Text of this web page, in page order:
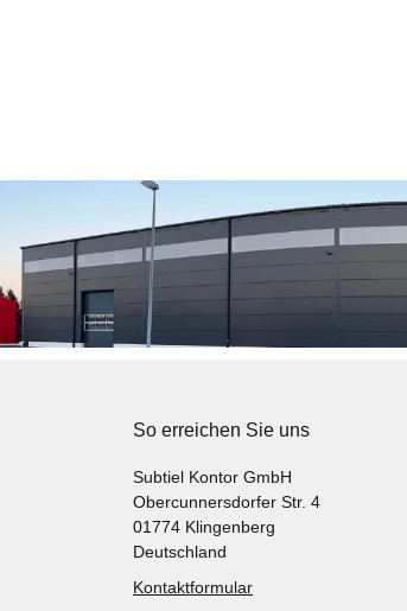
So erreichen Sie uns
Subtiel Kontor GmbH
Obercunnersdorfer Str. 4
01774 Klingenberg
Deutschland
Kontaktformular